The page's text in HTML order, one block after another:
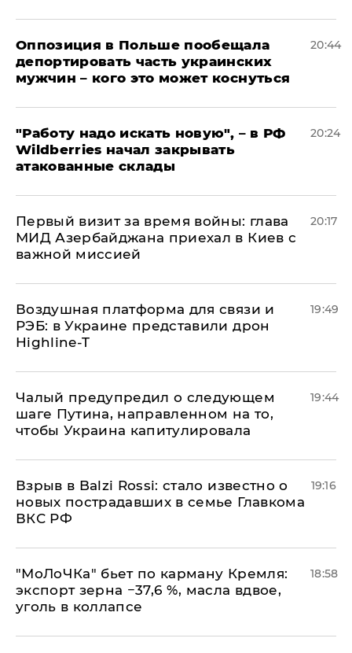
Оппозиция в Польше пообещала
депортировать часть украинских
мужчин – кого это может коснуться
20:44
"Работу надо искать новую", – в РФ
Wildberries начал закрывать
атакованные склады
20:24
Первый визит за время войны: глава
МИД Азербайджана приехал в Киев с
важной миссией
20:17
Воздушная платформа для связи и
РЭБ: в Украине представили дрон
Highline-T
19:49
Чалый предупредил о следующем
шаге Путина, направленном на то,
чтобы Украина капитулировала
19:44
Взрыв в Balzi Rossi: стало известно о
новых пострадавших в семье Главкома
ВКС РФ
19:16
​"МоЛоЧКа" бьет по карману Кремля:
экспорт зерна −37,6 %, масла вдвое,
уголь в коллапсе
18:58